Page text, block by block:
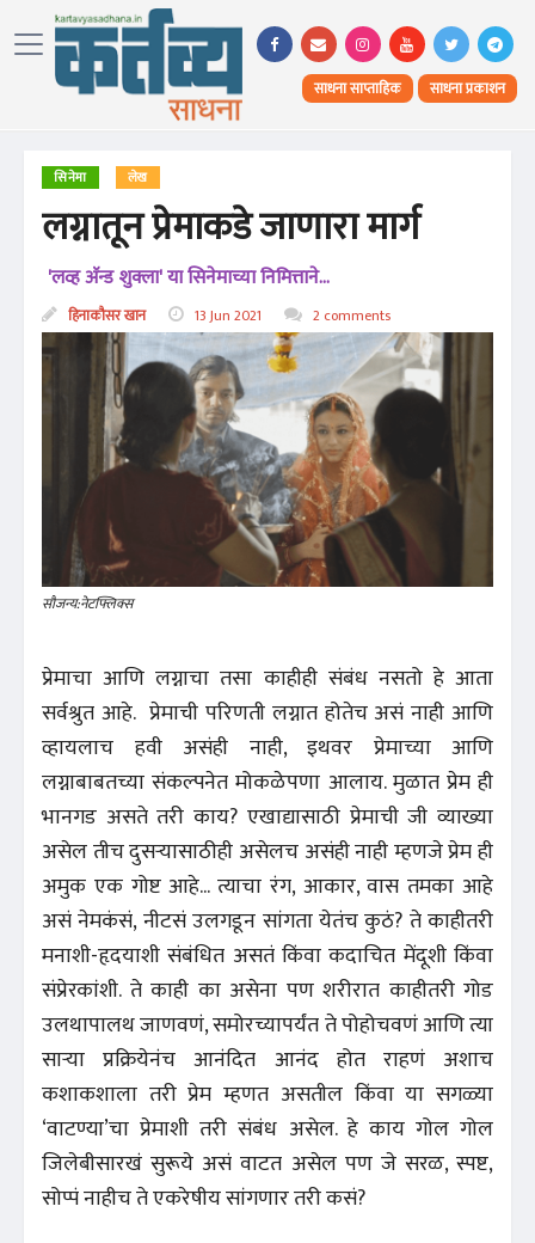
साधना साप्ताहिक साधना प्रकाशन
सिनेमा लेख
लग्नातून प्रेमाकडे जाणारा मार्ग
'लव्ह अ‍ॅन्ड शुक्ला' या सिनेमाच्या निमित्ताने...
हिनाकौसर खान 13 Jun 2021 2 comments
सौजन्य:नेटफ्लिक्स
प्रेमाचा आणि लग्नाचा तसा काहीही संबंध नसतो हे आता
सर्वश्रुत आहे. प्रेमाची परिणती लग्नात होतेच असं नाही आणि
व्हायलाच हवी असंही नाही, इथवर प्रेमाच्या आणि
लग्नाबाबतच्या संकल्पनेत मोकळेपणा आलाय. मुळात प्रेम ही
भानगड असते तरी काय? एखाद्यासाठी प्रेमाची जी व्याख्या
असेल तीच दुसर्‍यासाठीही असेलच असंही नाही म्हणजे प्रेम ही
अमुक एक गोष्ट आहे... त्याचा रंग, आकार, वास तमका आहे
असं नेमकंसं, नीटसं उलगडून सांगता येतंच कुठं? ते काहीतरी
मनाशी-हृदयाशी संबंधित असतं किंवा कदाचित मेंदूशी किंवा
संप्रेरकांशी. ते काही का असेना पण शरीरात काहीतरी गोड
उलथापालथ जाणवणं, समोरच्यापर्यंत ते पोहोचवणं आणि त्या
सार्‍या प्रक्रियेनंच आनंदित आनंद होत राहणं अशाच
कशाकशाला तरी प्रेम म्हणत असतील किंवा या सगळ्या
‘वाटण्या’चा प्रेमाशी तरी संबंध असेल. हे काय गोल गोल
जिलेबीसारखं सुरूये असं वाटत असेल पण जे सरळ, स्पष्ट,
सोप्पं नाहीच ते एकरेषीय सांगणार तरी कसं?